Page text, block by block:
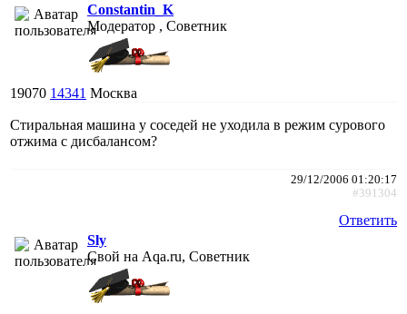
Constantin_K
Модератор , Советник
19070 14341 Москва
Стиральная машина у соседей не уходила в режим сурового
отжима с дисбалансом?
29/12/2006 01:20:17
#391304
Ответить
Sly
Свой на Aqa.ru, Советник